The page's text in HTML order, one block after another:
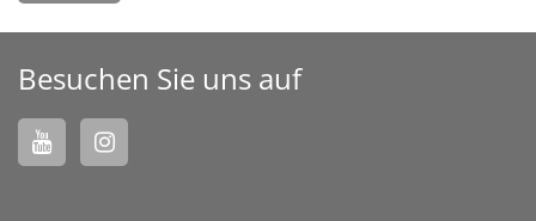
Besuchen Sie uns auf